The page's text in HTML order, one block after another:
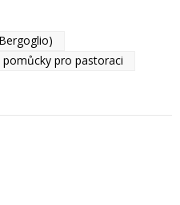
pro pastoraci